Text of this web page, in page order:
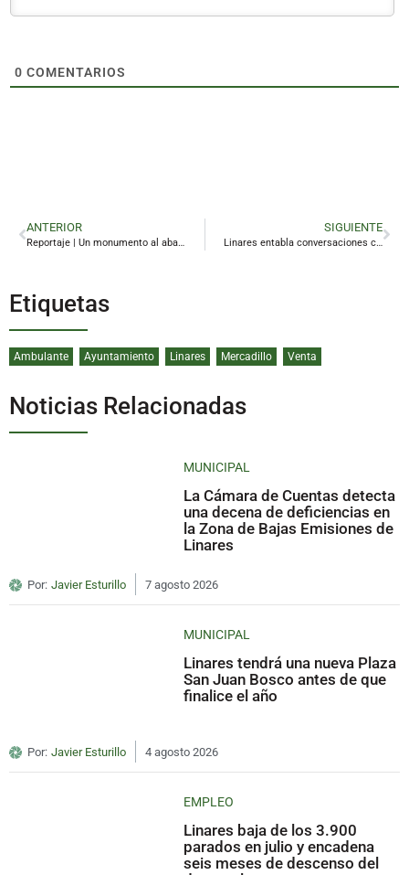
0 COMENTARIOS
ANTERIOR
Reportaje | Un monumento al abandono más absoluto
SIGUIENTE
Linares entabla conversaciones con Arcos para avanzar en la implantación de Viridi
Etiquetas
Ambulante Ayuntamiento Linares Mercadillo Venta
Noticias Relacionadas
MUNICIPAL
La Cámara de Cuentas detecta
una decena de deficiencias en
la Zona de Bajas Emisiones de
Linares
Por: Javier Esturillo 7 agosto 2026
MUNICIPAL
Linares tendrá una nueva Plaza
San Juan Bosco antes de que
finalice el año
Por: Javier Esturillo 4 agosto 2026
EMPLEO
Linares baja de los 3.900
parados en julio y encadena
seis meses de descenso del